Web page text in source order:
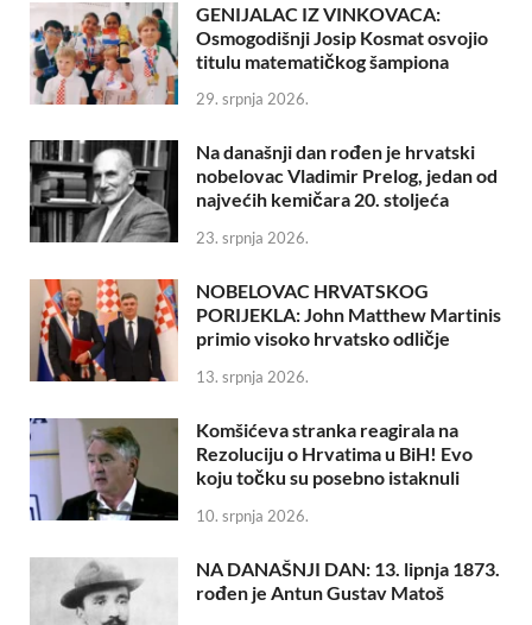
GENIJALAC IZ VINKOVACA:
Osmogodišnji Josip Kosmat osvojio
titulu matematičkog šampiona
29. srpnja 2026.
Na današnji dan rođen je hrvatski
nobelovac Vladimir Prelog, jedan od
najvećih kemičara 20. stoljeća
23. srpnja 2026.
NOBELOVAC HRVATSKOG
PORIJEKLA: John Matthew Martinis
primio visoko hrvatsko odličje
13. srpnja 2026.
Komšićeva stranka reagirala na
Rezoluciju o Hrvatima u BiH! Evo
koju točku su posebno istaknuli
10. srpnja 2026.
NA DANAŠNJI DAN: 13. lipnja 1873.
rođen je Antun Gustav Matoš